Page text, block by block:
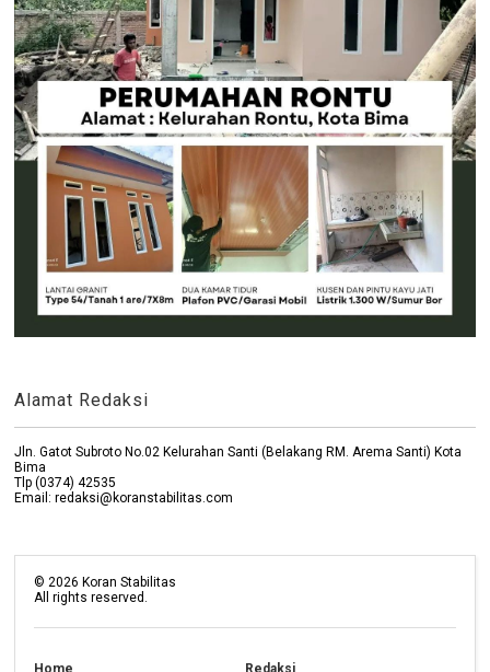
Alamat Redaksi
Jln. Gatot Subroto No.02 Kelurahan Santi (Belakang RM. Arema Santi) Kota
Bima
Tlp (0374) 42535
Email: redaksi@koranstabilitas.com
© 2026 Koran Stabilitas
All rights reserved.
Home Redaksi